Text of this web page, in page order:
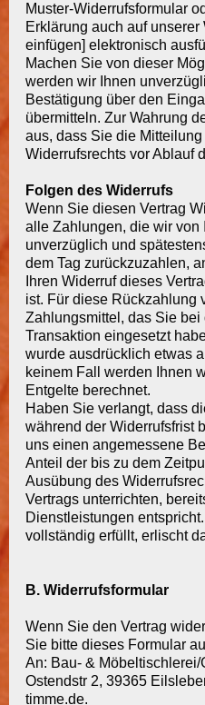
Muster-Widerrufsformular
Erklärung auch auf
einfügen] elektronisch
Machen Sie von dieser
werden wir Ihnen
Bestätigung über den
übermitteln. Zur Wahrung
aus, dass Sie die
Widerrufsrechts vor Ablauf
Folgen des Widerrufs
Wenn Sie diesen Vertrag
alle Zahlungen, die wir von
unverzüglich und
dem Tag zurückzuzahlen,
Ihren Widerruf dieses
ist. Für diese Rückzahlung
Zahlungsmittel, das Sie bei
Transaktion eingesetzt
wurde ausdrücklich etwas
keinem Fall werden Ihnen
Entgelte berechnet.
Haben Sie verlangt, dass
während der Widerrufsfrist
uns einen angemessene
Anteil der bis zu dem
Ausübung des
Vertrags unterrichten,
Dienstleistungen
vollständig erfüllt, erlischt
B. Widerrufsformular
Wenn Sie den Vertrag
Sie bitte dieses Formular
An: Bau- &
Ostendstr 2, 39365
timme.de.